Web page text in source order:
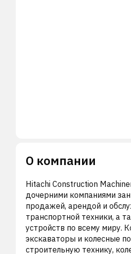
О компании
Hitachi Construction
дочерними компаниями
продажей, арендой и
транспортной техники, а
устройств по всему миру.
экскаваторы и колесные
строительную технику,